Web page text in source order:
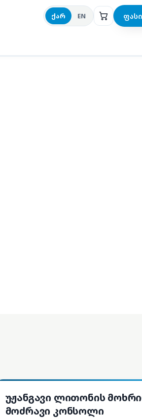
ქარ EN
სათადარიგო ნაწილები
უჟანგავი ლითონის
მოძრავი კონსოლი